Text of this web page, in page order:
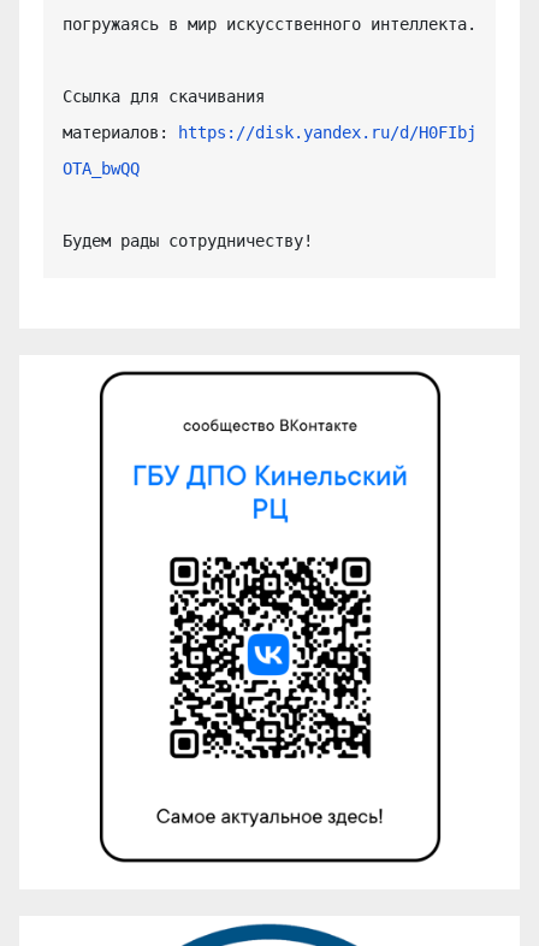
погружаясь в мир искусственного интеллекта.
Ссылка для скачивания
материалов:
https://disk.yandex.ru/d/H0FIbj
OTA_bwQQ
Будем рады сотрудничеству!